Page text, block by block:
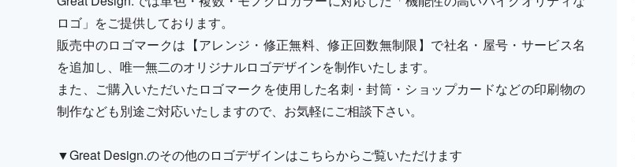
ロゴ」をご提供しております。
販売中のロゴマークは【アレンジ・修正無料、修正回数無制限】で社名・屋号・サービス名
を追加し、唯一無二のオリジナルロゴデザインを制作いたします。
また、ご購入いただいたロゴマークを使用した名刺・封筒・ショップカードなどの印刷物の
制作なども別途ご対応いたしますので、お気軽にご相談下さい。
▼Great Design.のその他のロゴデザインはこちらからご覧いただけます